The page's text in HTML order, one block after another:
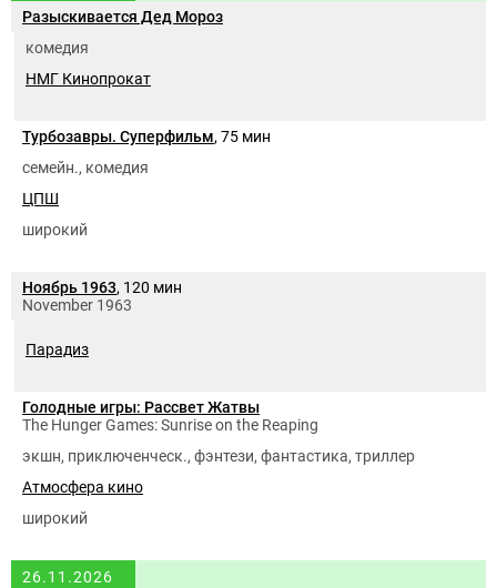
Разыскивается Дед Мороз
комедия
НМГ Кинопрокат
Турбозавры. Суперфильм, 75 мин
семейн., комедия
ЦПШ
широкий
Ноябрь 1963, 120 мин
November 1963
Парадиз
Голодные игры: Рассвет Жатвы
The Hunger Games: Sunrise on the Reaping
экшн, приключенческ., фэнтези, фантастика, триллер
Атмосфера кино
широкий
26.11.2026